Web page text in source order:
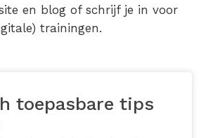
en blog of schrijf je in voor
trainingen.
toepasbare tips